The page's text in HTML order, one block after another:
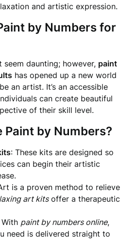
and artistic expression.
by Numbers for
seem daunting; however, paint
has opened up a new world
an artist. It’s an accessible
can create beautiful
of their skill level.
Paint by Numbers?
: These kits are designed so
can begin their artistic
is a proven method to relieve
art kitsoffer a therapeutic
paint by numbers online,
need is delivered straight to